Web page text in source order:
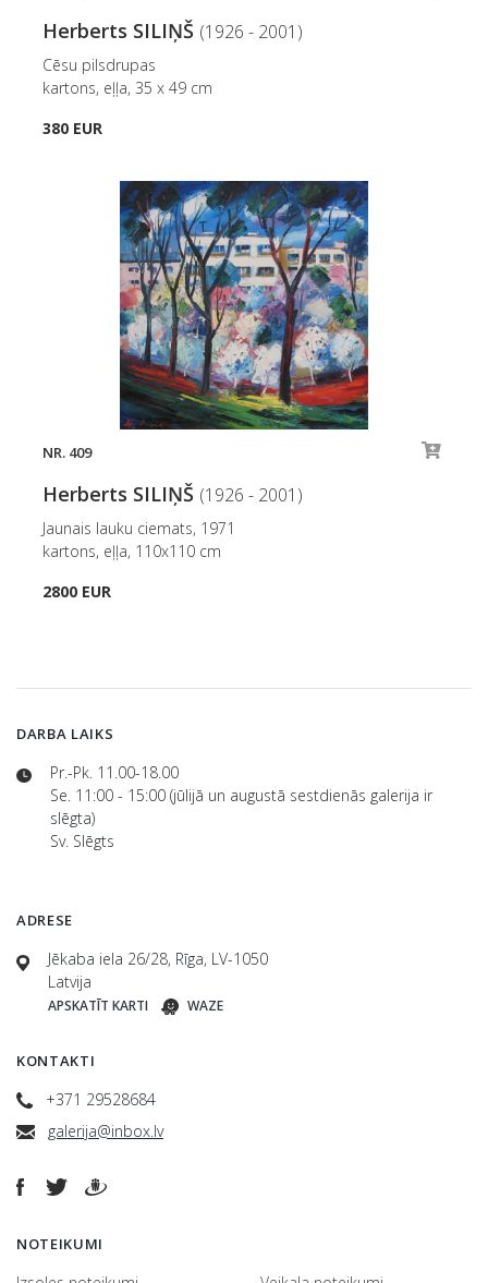
Herberts SILIŅŠ (1926 - 2001)
Cēsu pilsdrupas
kartons, eļļa, 35 x 49 cm
380 EUR
NR. 409
Herberts SILIŅŠ (1926 - 2001)
Jaunais lauku ciemats, 1971
kartons, eļļa, 110x110 cm
2800 EUR
DARBA LAIKS
Pr.-Pk. 11.00-18.00
Se. 11:00 - 15:00 (jūlijā un augustā sestdienās galerija ir
slēgta)
Sv. Slēgts
ADRESE
Jēkaba iela 26/28, Rīga, LV-1050
Latvija
APSKATĪT KARTI WAZE
KONTAKTI
+371 29528684
galerija@inbox.lv
NOTEIKUMI